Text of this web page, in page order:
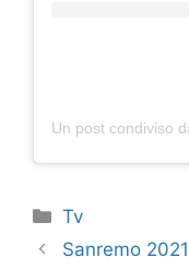
Categorie
Tv
Sanremo